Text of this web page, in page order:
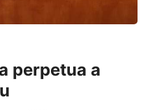
perpetua a